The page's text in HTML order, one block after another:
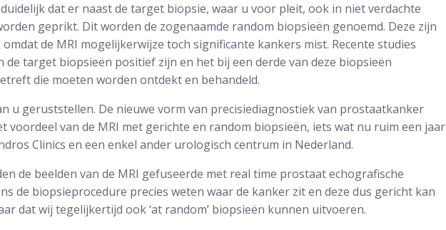
dat er naast de target biopsie, waar u voor pleit, ook in niet verdachte
geprikt. Dit worden de zogenaamde random biopsieën genoemd. Deze zijn
de MRI mogelijkerwijze toch significante kankers mist. Recente studies
de target biopsieën positief zijn en het bij een derde van deze biopsieën
die moeten worden ontdekt en behandeld.
u geruststellen. De nieuwe vorm van precisiediagnostiek van prostaatkanker
voordeel van de MRI met gerichte en random biopsieën, iets wat nu ruim een jaar
Clinics en een enkel ander urologisch centrum in Nederland.
de beelden van de MRI gefuseerde met real time prostaat echografische
de biopsieprocedure precies weten waar de kanker zit en deze dus gericht kan
dat wij tegelijkertijd ook ‘at random’ biopsieën kunnen uitvoeren.